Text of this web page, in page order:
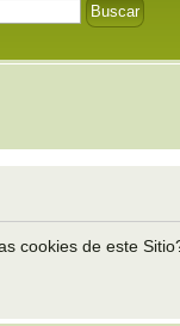
cookies de este